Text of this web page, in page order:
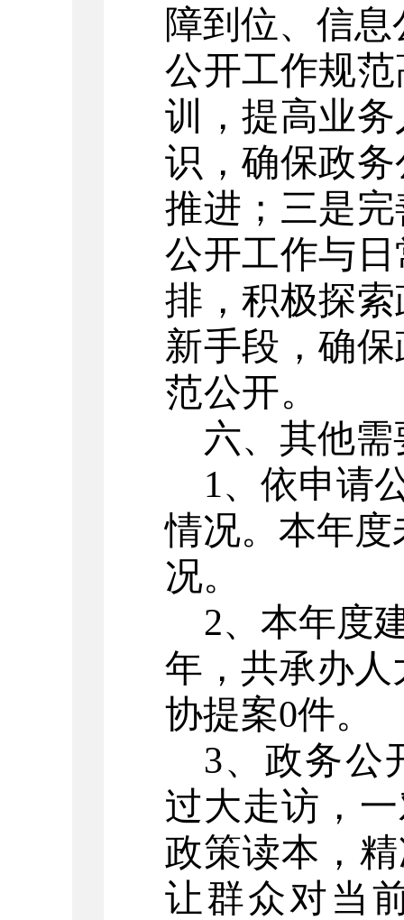
障到位、信
公开工作规
训，提高业
识，确保政
推进；三是
公开工作与
排，积极探
新手段，确
范公开。
六、其他
1、 依申请
情况。 本年度
况。
2、 本年度
年，共承办
协提案0件。
3、 政务公
过大走访，
政策读本，
让群众对当